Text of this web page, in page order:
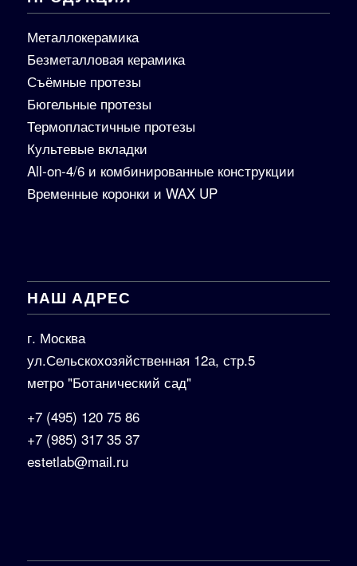
Металлокерамика
Безметалловая керамика
Съёмные протезы
Бюгельные протезы
Термопластичные протезы
Культевые вкладки
All-on-4/6 и комбинированные конструкции
Временные коронки и WAX UP
НАШ АДРЕС
г. Москва
ул.Сельскохозяйственная 12а, стр.5
метро "Ботанический сад"
+7 (495) 120 75 86
+7 (985) 317 35 37
estetlab@mail.ru